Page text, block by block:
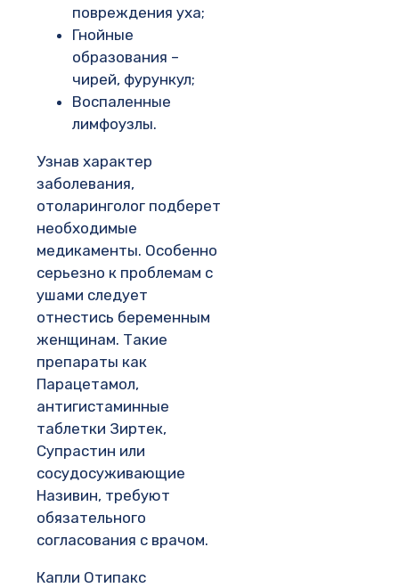
повреждения уха;
Гнойные
образования –
чирей, фурункул;
Воспаленные
лимфоузлы.
Узнав характер
заболевания,
отоларинголог подберет
необходимые
медикаменты. Особенно
серьезно к проблемам с
ушами следует
отнестись беременным
женщинам. Такие
препараты как
Парацетамол,
антигистаминные
таблетки Зиртек,
Супрастин или
сосудосуживающие
Називин, требуют
обязательного
согласования с врачом.
Капли Отипакс